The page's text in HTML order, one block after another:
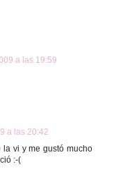
a las 19:59
a las 20:42
la vi y me gustó mucho
:-(